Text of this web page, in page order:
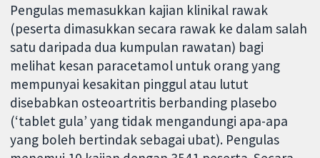
Pengulas memasukkan kajian klinikal rawak
(peserta dimasukkan secara rawak ke dalam salah
satu daripada dua kumpulan rawatan) bagi
melihat kesan paracetamol untuk orang yang
mempunyai kesakitan pinggul atau lutut
disebabkan osteoartritis berbanding plasebo
(‘tablet gula’ yang tidak mengandungi apa-apa
yang boleh bertindak sebagai ubat). Pengulas